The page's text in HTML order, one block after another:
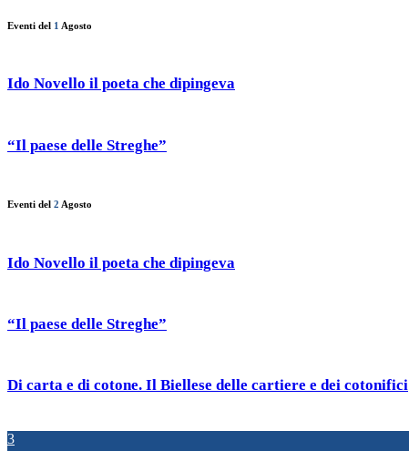
Eventi del 1 Agosto
Ido Novello il poeta che dipingeva
“Il paese delle Streghe”
Eventi del 2 Agosto
Ido Novello il poeta che dipingeva
“Il paese delle Streghe”
Di carta e di cotone. Il Biellese delle cartiere e dei cotonifici
3